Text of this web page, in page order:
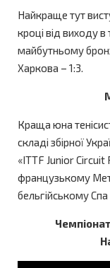
Найкраще тут
кроці від виходу
майбутньому
Харкова – 1:3.
Краща юна
cкладі збірної
«ITTF Junior
французькому
бельгійському Спа